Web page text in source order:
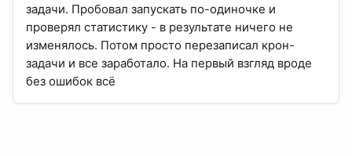
задачи. Пробовал запускать по-одиночке и
проверял статистику - в результате ничего не
изменялось. Потом просто перезаписал крон-
задачи и все заработало. На первый взгляд вроде
без ошибок всё